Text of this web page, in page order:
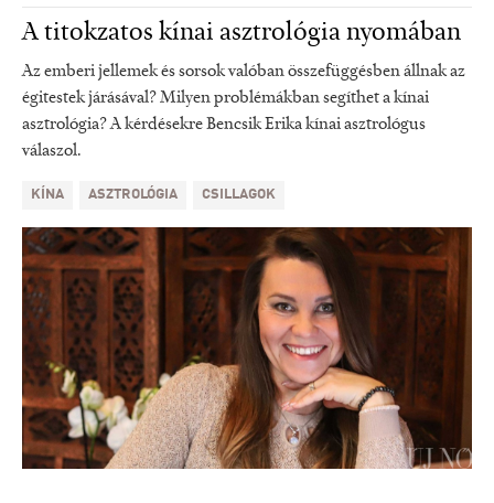
A titokzatos kínai asztrológia nyomában
Az emberi jellemek és sorsok valóban összefüggésben állnak az
égitestek járásával? Milyen problémákban segíthet a kínai
asztrológia? A kérdésekre Bencsik Erika kínai asztrológus
válaszol.
KÍNA ASZTROLÓGIA CSILLAGOK